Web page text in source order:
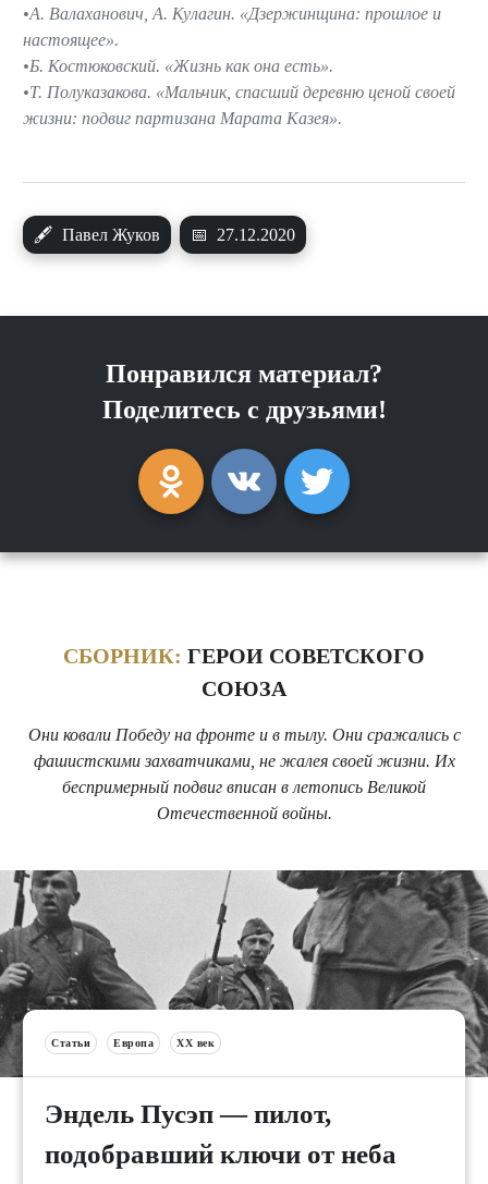
🖋 Павел Жуков 📅 27.12.2020
А. Валаханович, А. Кулагин. «Дзержинщина: прошлое и
настоящее».
Б. Костюковский. «Жизнь как она есть».
Т. Полуказакова. «Мальчик, спасший деревню ценой своей
жизни: подвиг партизана Марата Казея».
Понравился материал?
Поделитесь с друзьями!
СБОРНИК: ГЕРОИ СОВЕТСКОГО
СОЮЗА
Они ковали Победу на фронте и в тылу. Они сражались с
фашистскими захватчиками, не жалея своей жизни. Их
беспримерный подвиг вписан в летопись Великой
Отечественной войны.
Статьи Европа XX век
Эндель Пусэп — пилот,
подобравший ключи от неба